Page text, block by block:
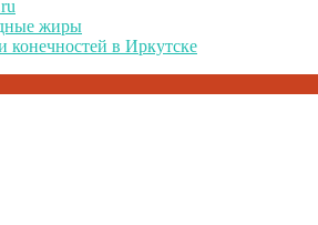
жиры
в Иркутске